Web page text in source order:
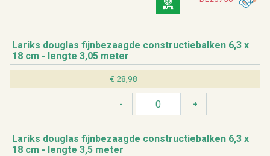
La­riks dou­g­las fijn­be­zaag­de con­struc­tie­bal­ken 6,3 x
18 cm - leng­te 3,05 meter
€ 28,98
La­riks dou­g­las fijn­be­zaag­de con­struc­tie­bal­ken 6,3 x
18 cm - leng­te 3,5 meter